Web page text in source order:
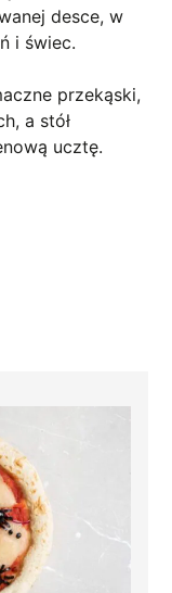
desce, w
i świec.
przekąski,
a stół
ucztę.